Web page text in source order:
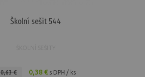
Školní sešit 544
0,63 € 0,38 € s DPH / ks